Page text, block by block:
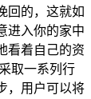
回的，这就如
进入你的家中
看着自己的资
取一系列行
，用户可以将